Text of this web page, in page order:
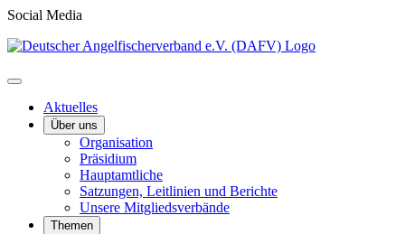
Social Media
Aktuelles
Über uns
Organisation
Präsidium
Hauptamtliche
Satzungen, Leitlinien und Berichte
Unsere Mitgliedsverbände
Themen